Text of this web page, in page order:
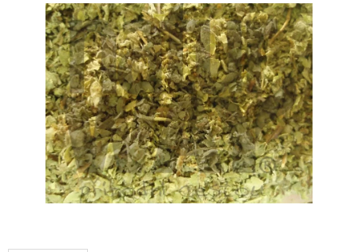
hvězdiček.